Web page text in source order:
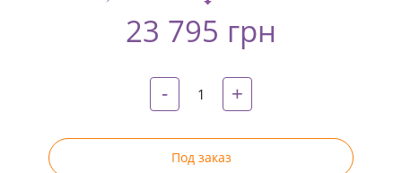
Twitter
Pinterest
23 795 грн
- +
Под заказ